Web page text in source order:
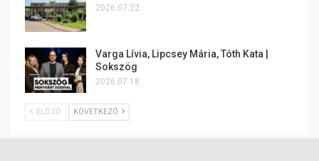
2026.07.22.
Varga Lívia, Lipcsey Mária, Tóth Kata |
Sokszög
2026.07.18.
ELŐZŐ KÖVETKEZŐ